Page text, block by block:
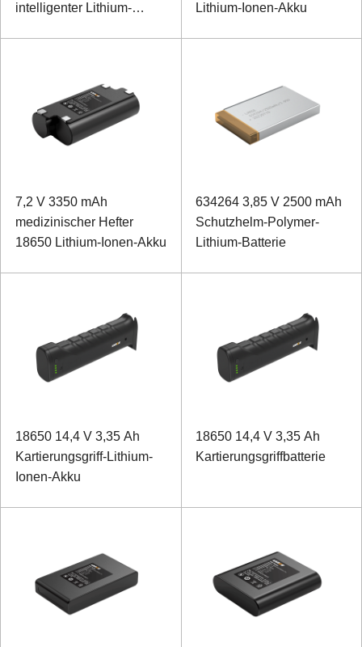
intelligenter Lithium-
Lithium-Ionen-Akku
7,2 V 3350 mAh
medizinischer Hefter
18650 Lithium-Ionen-Akku
634264 3,85 V 2500 mAh
Schutzhelm-Polymer-
Lithium-Batterie
18650 14,4 V 3,35 Ah
Kartierungsgriff-Lithium-
Ionen-Akku
18650 14,4 V 3,35 Ah
Kartierungsgriffbatterie